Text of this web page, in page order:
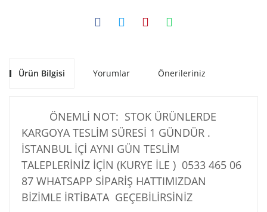
Ürün Bilgisi Yorumlar Önerileriniz
ÖNEMLİ NOT: STOK ÜRÜNLERDE
KARGOYA TESLİM SÜRESİ 1 GÜNDÜR .
İSTANBUL İÇİ AYNI GÜN TESLİM
TALEPLERİNİZ İÇİN (KURYE İLE ) 0533 465 06
87 WHATSAPP SİPARİŞ HATTIMIZDAN
BİZİMLE İRTİBATA GEÇEBİLİRSİNİZ